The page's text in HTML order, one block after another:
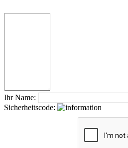
Ihr Name:
Sicherheitscode: